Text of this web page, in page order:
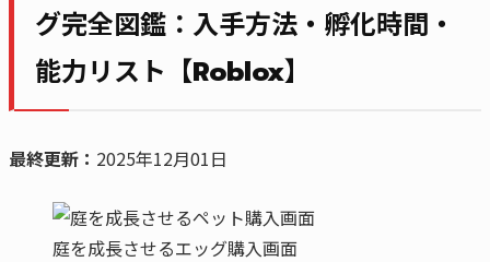
グ完全図鑑：入手方法・孵化時間・
能力リスト【Roblox】
最終更新： 2025年12月01日
庭を成長させるエッグ購入画面